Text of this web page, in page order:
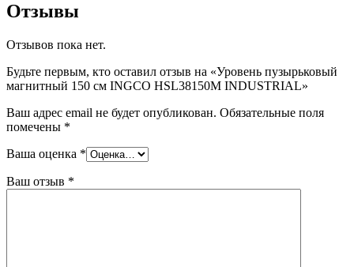
Отзывы
Отзывов пока нет.
Будьте первым, кто оставил отзыв на «Уровень пузырьковый
магнитный 150 см INGCO HSL38150M INDUSTRIAL»
Ваш адрес email не будет опубликован. Обязательные поля
помечены *
Ваша оценка *
Ваш отзыв *